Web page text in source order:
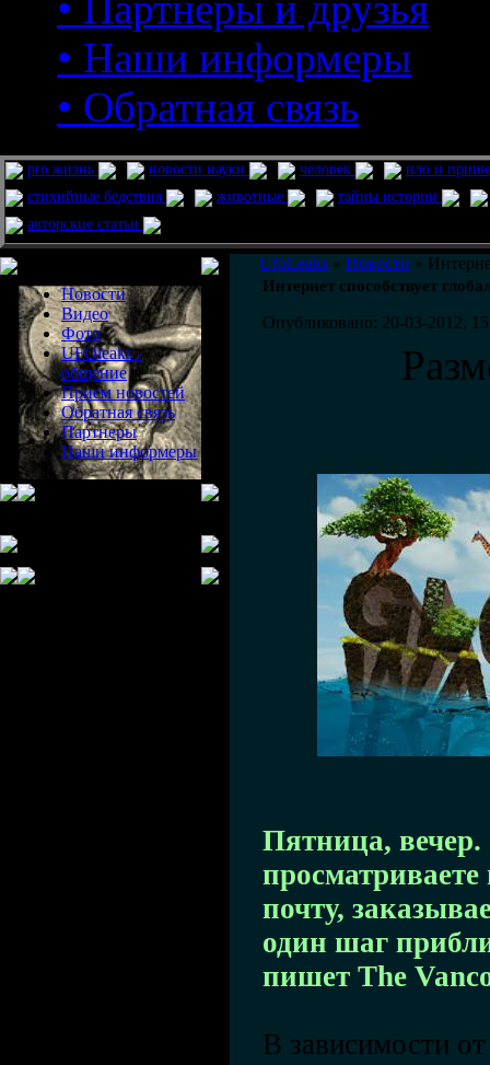
• Наши информеры
• Обратная связь
pro жизнь новости науки человек
нло и
стихийные бедствия
животные
тайны истории
авторские статьи
Новости
Видео
Фото
UFOleaks -
общение
Прием новостей
Обратная связь
Партнеры
Наши информеры
UfoLeaks » Новости »
Интернет способствует
Опубликовано: 20-03-2012,
Пятница, вечер.
почту,
один шаг
пишет The
В зависимости